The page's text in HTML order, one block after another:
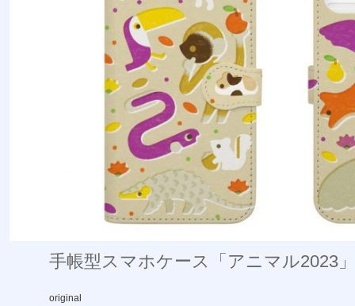
手帳型スマホケース「アニマル2023」
original